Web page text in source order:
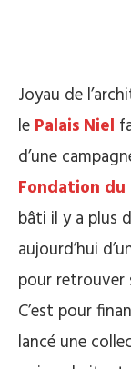
Joyau de
le Palais Niel
d’une
Fondation
bâti il y a plus
aujourd’hui
pour retrouver
C’est pour
lancé une